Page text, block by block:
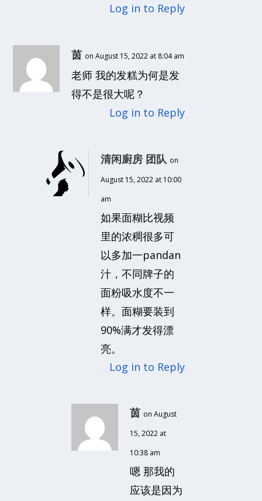
Log in to Reply
茵 on August 15, 2022 at 8:04 am
老师 我的发糕为何是发
得不是很大呢？
Log in to Reply
清闲廚房 团队 on
August 15, 2022 at 10:00
am
如果面糊比视频
里的浓稠很多可
以多加一pandan
汁，不同牌子的
面粉吸水度不一
样。面糊要装到
90%满才发得漂
亮。
Log in to Reply
茵 on August
15, 2022 at
10:38 am
嗯 那我的
应该是因为